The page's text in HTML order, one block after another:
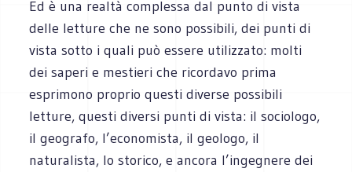
Ed è una realtà complessa dal punto di vista
delle letture che ne sono possibili, dei punti di
vista sotto i quali può essere utilizzato: molti
dei saperi e mestieri che ricordavo prima
esprimono proprio questi diverse possibili
letture, questi diversi punti di vista: il sociologo,
il geografo, l’economista, il geologo, il
naturalista, lo storico, e ancora l’ingegnere dei